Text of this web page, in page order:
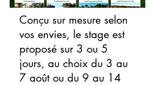
Conçu sur mesure selon
vos envies, le stage est
proposé sur 3 ou 5
jours, au choix du 3 au
7 août ou du 9 au 14